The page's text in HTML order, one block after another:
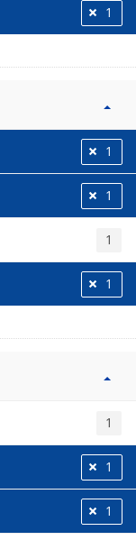
1
1
1
1
1
1
1
1